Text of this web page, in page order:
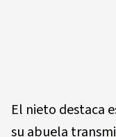
El nieto destaca
su abuela